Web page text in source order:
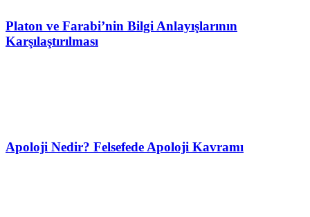
Platon ve Farabi’nin Bilgi Anlayışlarının
Karşılaştırılması
Apoloji Nedir? Felsefede Apoloji Kavramı